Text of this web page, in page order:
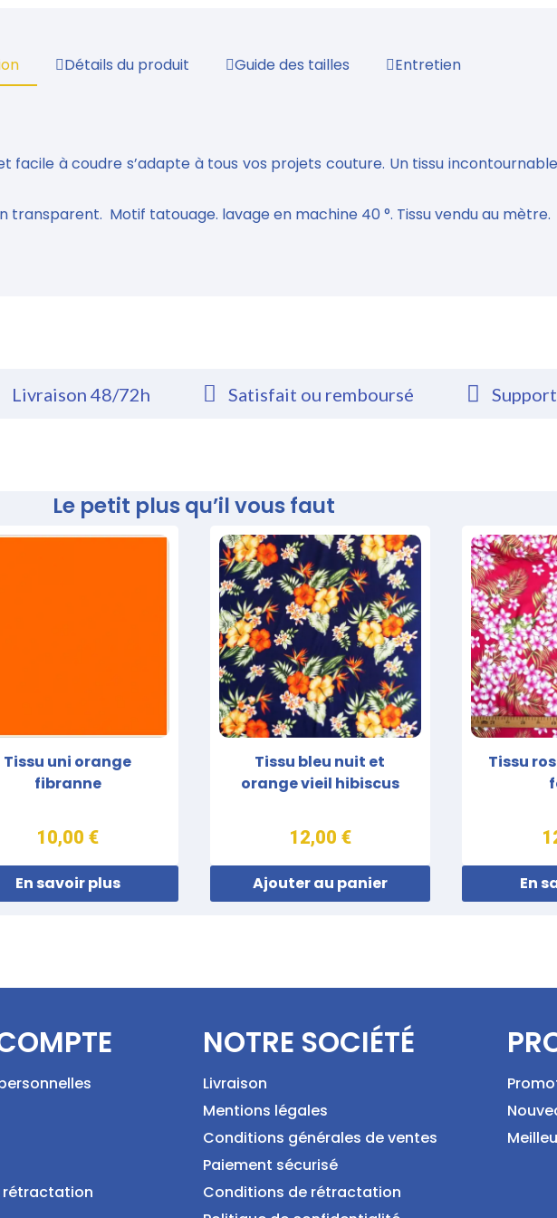
Détails du produit Guide des tailles Entretien
facile à coudre s’adapte à tous vos projets couture. Un tissu
transparent. Motif tatouage. lavage en machine 40 °. Tissu vendu au mètre.
Livraison 48/72h Satisfait ou remboursé
Le petit plus qu’il vous faut
Tissu uni orange
fibranne
10,00 €
En savoir plus
Tissu bleu nuit et
orange vieil hibiscus
12,00 €
Ajouter au panier
Tissu
En
rétractation
NOTRE SOCIÉTÉ
Livraison
Mentions légales
Conditions générales de ventes
Paiement sécurisé
Conditions de rétractation